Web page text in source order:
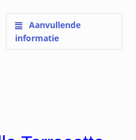
Aanvullende
informatie